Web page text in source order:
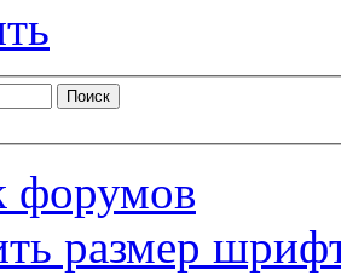
форумов
размер